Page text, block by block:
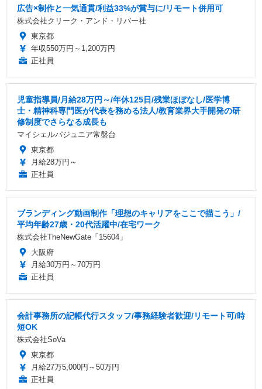
広告×制作と一気通貫/利益33%が賞与に/リモート併用可
株式会社クリーク・アンド・リバー社
東京都
年収550万円～1,200万円
正社員
児童指導員/月給28万円～/年休125日/残業ほぼなし/医学博
士・精神科専門医が代表を務める法人/教育業界大手開発の研
修制度でさらなる成長も
マイシェルパジュニア常盤台
東京都
月給28万円～
正社員
ブランディング動画制作「理想のキャリアをここで描こう」/
平均年齢27歳・20代活躍中/在宅ワーク
株式会社TheNewGate「15604」
大阪府
月給30万円～70万円
正社員
会計事務所の記帳代行スタッフ/事務経験者歓迎/リモート可/時
短OK
株式会社SoVa
東京都
月給27万5,000円～50万円
正社員